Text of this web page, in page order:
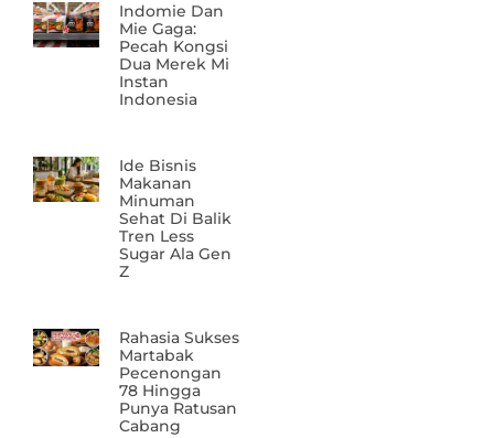
Indomie Dan
Mie Gaga:
Pecah Kongsi
Dua Merek Mi
Instan
Indonesia
Ide Bisnis
Makanan
Minuman
Sehat Di Balik
Tren Less
Sugar Ala Gen
Z
Rahasia Sukses
Martabak
Pecenongan
78 Hingga
Punya Ratusan
Cabang